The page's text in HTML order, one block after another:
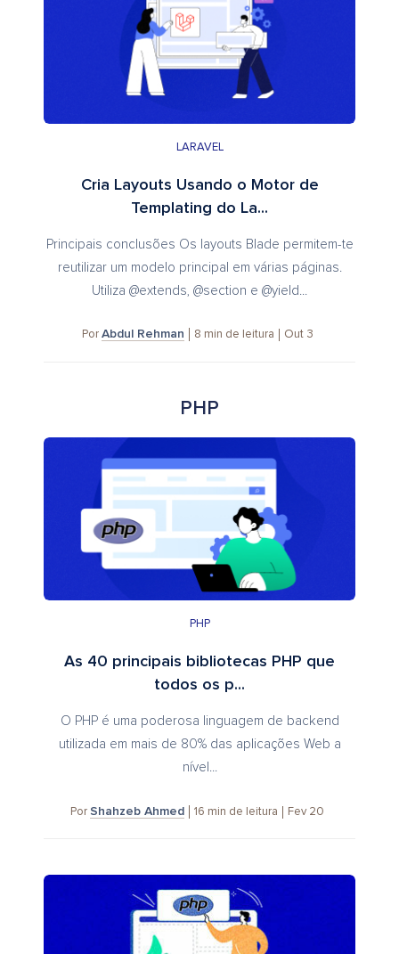
LARAVEL
Cria Layouts Usando o Motor de
Templating do La...
Principais conclusões Os layouts Blade permitem-te
reutilizar um modelo principal em várias páginas.
Utiliza @extends, @section e @yield...
Por Abdul Rehman 8 min de leitura Out 3
PHP
PHP
As 40 principais bibliotecas PHP que
todos os p...
O PHP é uma poderosa linguagem de backend
utilizada em mais de 80% das aplicações Web a
nível...
Por Shahzeb Ahmed 16 min de leitura Fev 20